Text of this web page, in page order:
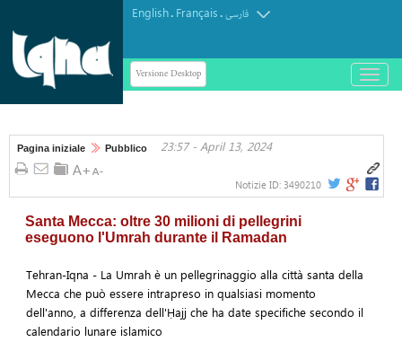
English. Français.فارسی
Versione Desktop
باز
و
کردن
Pagina iniziale Pubblico 23:57 - April 13, 2024
Notizie ID: 3490210
Santa Mecca: oltre 30 milioni di pellegrini
eseguono l'Umrah durante il Ramadan
Tehran-Iqna - La Umrah è un pellegrinaggio alla città santa della
Mecca che può essere intrapreso in qualsiasi momento
dell'anno, a differenza dell'Ḥajj che ha date specifiche secondo il
calendario lunare islamico